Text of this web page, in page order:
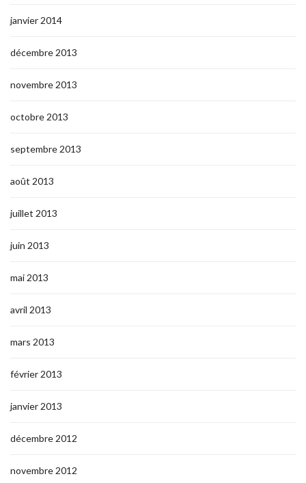
janvier 2014
décembre 2013
novembre 2013
octobre 2013
septembre 2013
août 2013
juillet 2013
juin 2013
mai 2013
avril 2013
mars 2013
février 2013
janvier 2013
décembre 2012
novembre 2012